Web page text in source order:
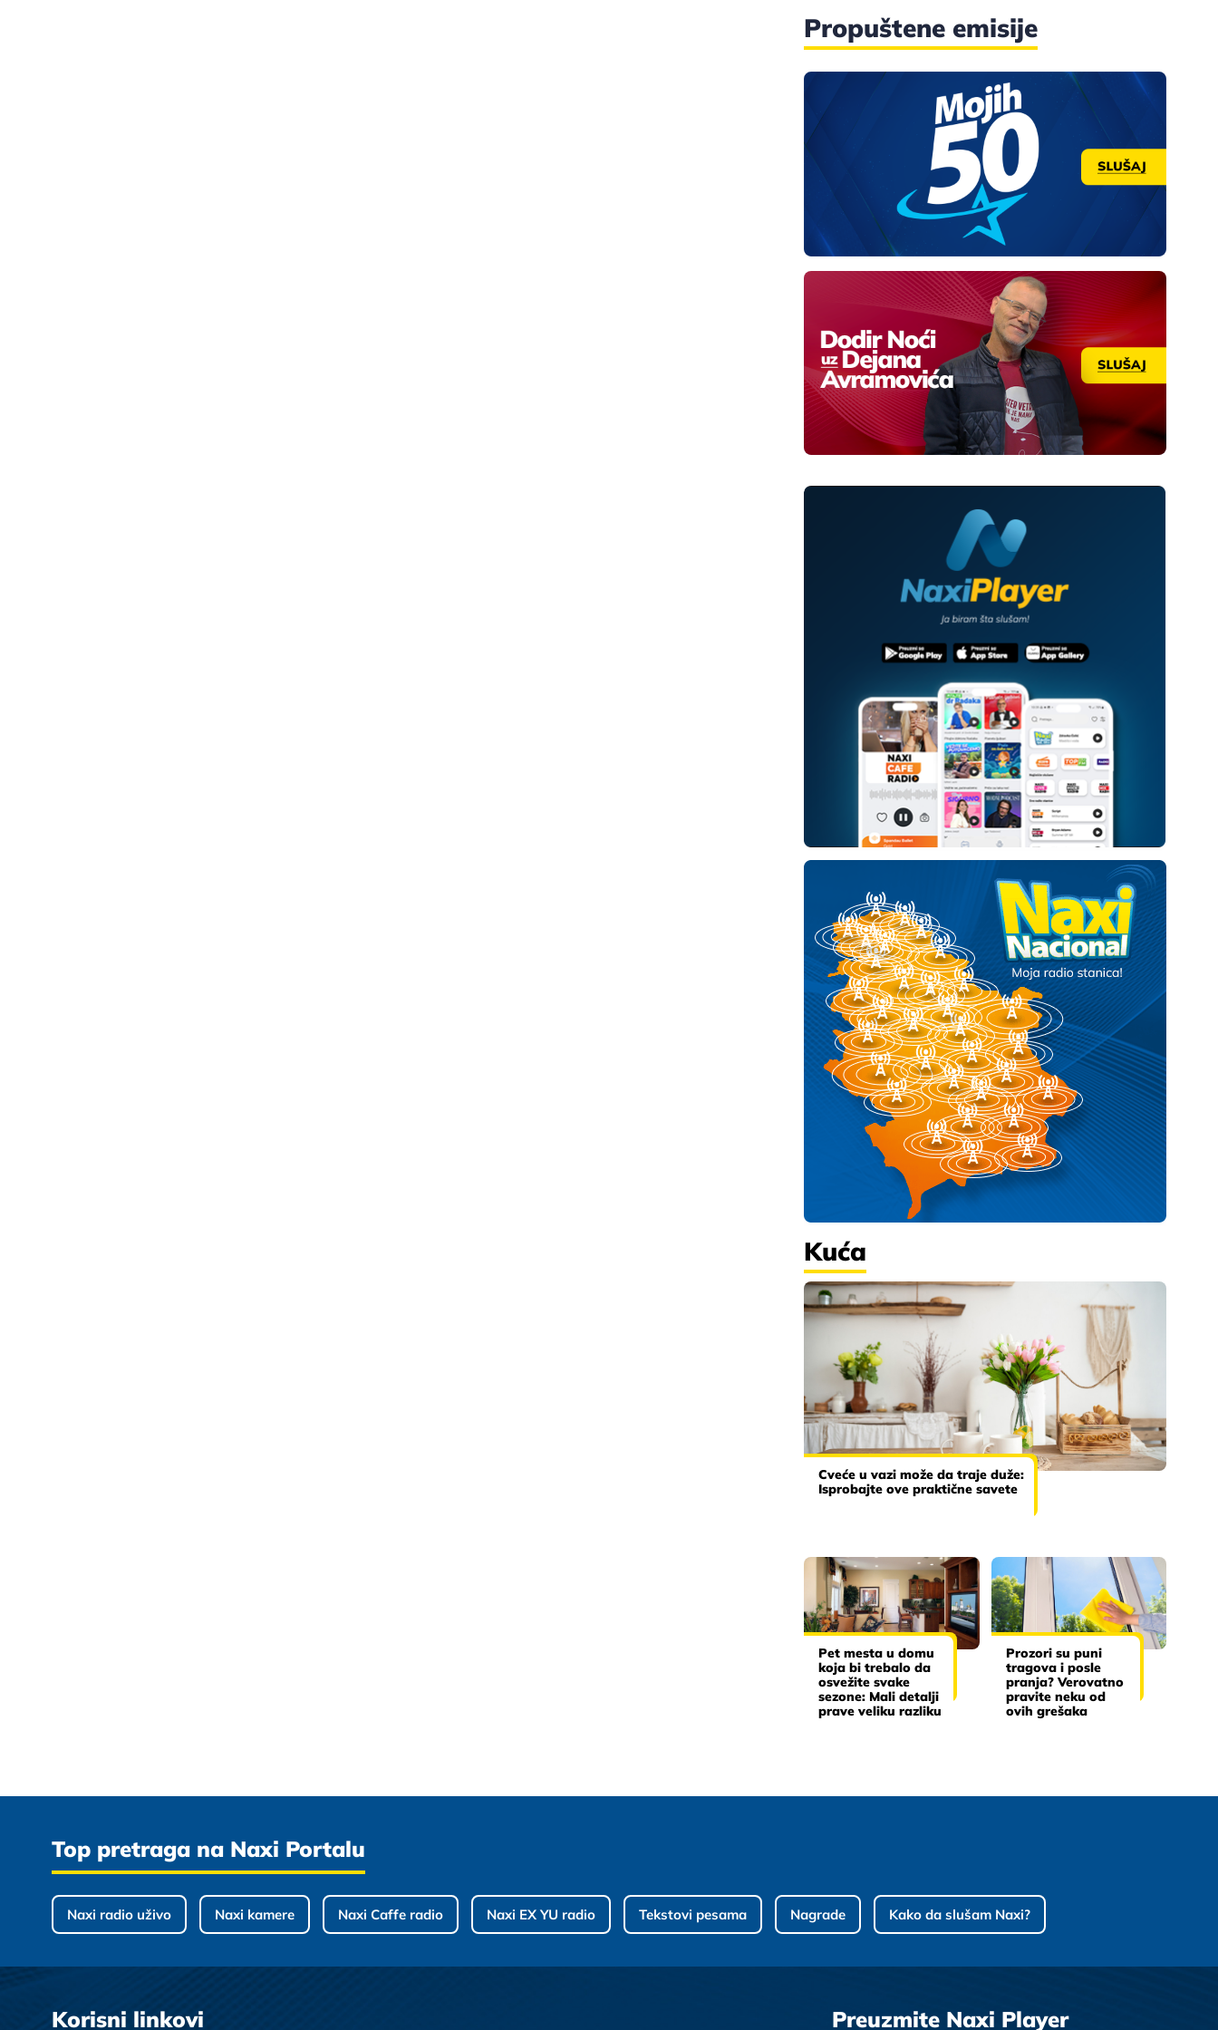
Propuštene emisije
Kuća
Cveće u vazi može da traje duže:
Isprobajte ove praktične savete
Pet mesta u domu
koja bi trebalo da
osvežite svake
sezone: Mali detalji
prave veliku razliku
Prozori su puni
tragova i posle
pranja? Verovatno
pravite neku od
ovih grešaka
Top pretraga na Naxi Portalu
Naxi radio uživo Naxi kamere Naxi Caffe radio Naxi EX YU radio Tekstovi pesama Nagrade Kako da slušam Naxi?
Korisni linkovi Preuzmite Naxi Player